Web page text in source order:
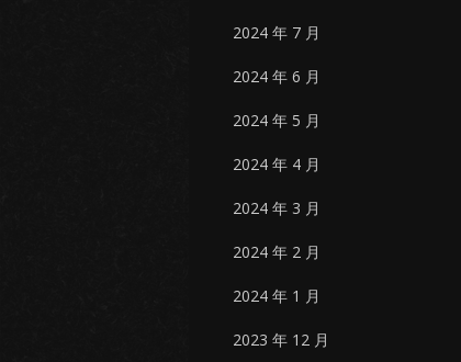
2024 年 7 月
2024 年 6 月
2024 年 5 月
2024 年 4 月
2024 年 3 月
2024 年 2 月
2024 年 1 月
2023 年 12 月